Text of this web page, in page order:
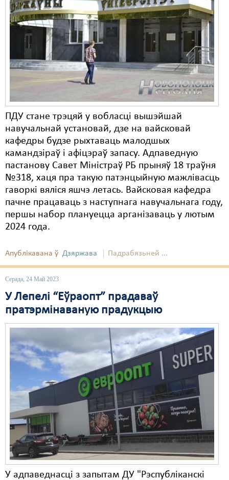
ПДУ стане трэцяй у вобласці вышэйшай
навучальнай установай, дзе на вайсковай
кафедры будзе рыхтаваць малодшых
камандзіраў і афіцэраў запасу. Адпаведную
пастанову Савет Міністраў РБ прыняў 18 траўня
№318, хаця пра такую патэнцыйную мажлівасць
гаворкі вяліся яшчэ летась. Вайсковая кафедра
пачне працаваць з наступнага навучальнага году,
першы набор плануецца арганізаваць у лютым
2024 года.
Апублікавана ў Дзяржава Падрабязьней ...
Серада, 24 Май 2023
У Лепелі “Еўраопт” прадаваў
пратэрмінаваную прадукцыю
У адпаведнасці з запытам ДУ "Рэспубліканскі